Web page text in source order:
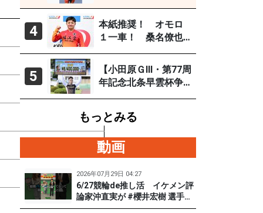
払戻金 人気
930円 (2)
260円
540円 (2)
(2)
(1)
140円 (2)
140円 (3)
ードレース連続優勝
「自分の力を出すだ
け」
4
本紙推奨！ オモロ
１一車！ 桑名僚也
３～５日）
5
【小田原ＧⅢ・第77周
年記念北条早雲杯争
もっとみる
動画
2026年07月29日 04:27
6/27競輪de推し活 イケメン評
論家沖直実が #櫻井宏樹 選手を
迎えてズバズバ聞きまくり！